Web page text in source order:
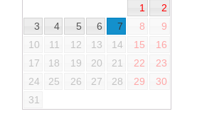
1
2
3
4 5 6 7 8
9
10
11 12 13 14 15
16
17
18 19 20 21 22
23
24
25 26 27 28 29
30
31